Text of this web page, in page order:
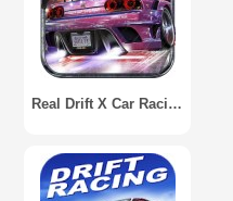
Real Drift X Car Racing